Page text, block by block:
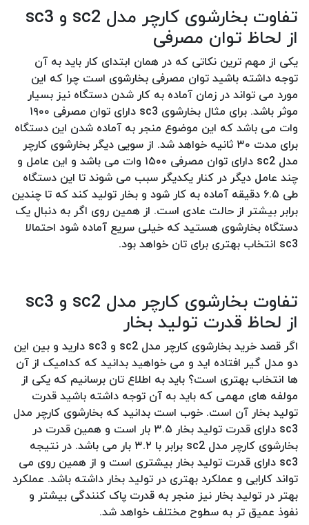
تفاوت بخارشوی کارچر مدل sc2 و sc3
از لحاظ توان مصرفی
یکی از مهم ترین نکاتی که در همان ابتدای کار باید به آن
توجه داشته باشید توان مصرفی بخارشوی است چرا که این
مورد می تواند در زمان آماده به کار شدن دستگاه نیز بسیار
موثر باشد. برای مثال بخارشوی sc3 دارای توان مصرفی ۱۹۰۰
وات می باشد که این موضوع منجر به آماده شدن این دستگاه
برای مدت ۳۰ ثانیه خواهد شد. از سویی دیگر بخارشوی کارچر
مدل sc2 دارای توان مصرفی ۱۵۰۰ وات می باشد و این عامل و
چند عامل دیگر در کنار یکدیگر سبب می شوند تا این دستگاه
طی ۶.۵ دقیقه آماده به کار شود و بخار تولید کند که تا چندین
برابر بیشتر از حالت عادی است. از همین روی اگر به دنبال یک
دستگاه بخارشوی هستید که خیلی سریع آماده شود احتمالا
sc3 انتخاب بهتری برای تان خواهد بود.
تفاوت بخارشوی کارچر مدل sc2 و sc3
از لحاظ قدرت تولید بخار
اگر قصد خرید بخارشوی کارچر مدل sc2 و sc3 دارید و بین این
دو مدل گیر افتاده اید و می خواهید بدانید که کدامیک از آن
ها انتخاب بهتری است؟ باید به اطلاع تان برسانیم که یکی از
مولفه های مهمی که باید به آن توجه داشته باشید قدرت
تولید بخار آن است. خوب است بدانید که بخارشوی کارچر مدل
sc3 دارای قدرت تولید بخار ۳.۵ بار است و همین قدرت در
بخارشوی کارچر مدل sc2 برابر با ۳.۲ بار می باشد. در نتیجه
sc3 دارای قدرت تولید بخار بیشتری است و از همین روی می
تواند کارایی و عملکرد بهتری در تولید بخار داشته باشد. عملکرد
بهتر در تولید بخار نیز منجر به قدرت پاک کنندگی بیشتر و
نفوذ عمیق تر به سطوح مختلف خواهد شد.